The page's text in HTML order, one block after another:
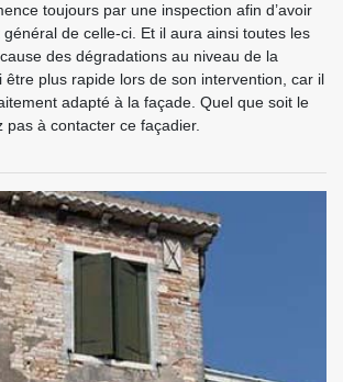
toujours par une inspection afin d’avoir
général de celle-ci. Et il aura ainsi toutes les
des dégradations au niveau de la
être plus rapide lors de son intervention, car il
adapté à la façade. Quel que soit le
pas à contacter ce façadier.